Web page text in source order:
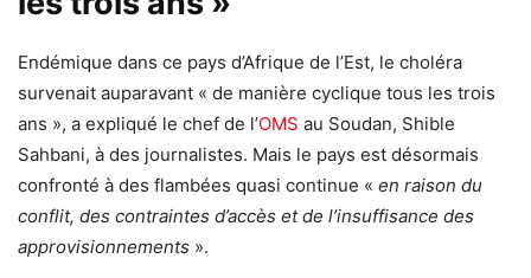
Endémique dans ce pays d’Afrique de l’Est, le choléra
survenait auparavant « de manière cyclique tous les trois
ans », a expliqué le chef de l’OMS au Soudan, Shible
Sahbani, à des journalistes. Mais le pays est désormais
confronté à des flambées quasi continue « en raison du
conflit, des contraintes d’accès et de l’insuffisance des
approvisionnements ».